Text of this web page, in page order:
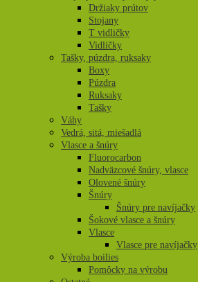
Držiaky prútov
Stojany
T vidličky
Vidličky
Tašky, púzdra, ruksaky
Boxy
Púzdra
Ruksaky
Tašky
Váhy
Vedrá, sitá, miešadlá
Vlasce a šnúry
Fluorocarbon
Nadväzcové šnúry, vlasce
Olovené šnúry
Šnúry
Šnúry pre navíjačky
Šokové vlasce a šnúry
Vlasce
Vlasce pre navíjačky
Výroba boilies
Pomôcky na výrobu